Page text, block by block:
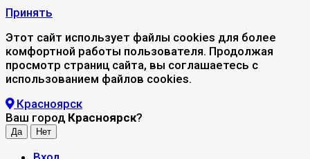
Принять
Этот сайт использует файлы cookies для более
комфортной работы пользователя. Продолжая
просмотр страниц сайта, вы соглашаетесь с
использованием файлов cookies.
Красноярск
Ваш город Красноярск?